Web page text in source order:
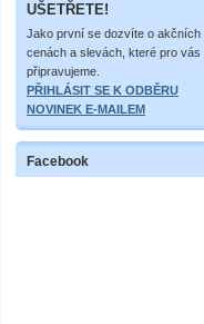
UŠETŘETE!
Jako první se dozvíte o akčních
cenách a slevách, které pro vás
připravujeme.
PŘIHLÁSIT SE K ODBĚRU
NOVINEK E-MAILEM
Facebook